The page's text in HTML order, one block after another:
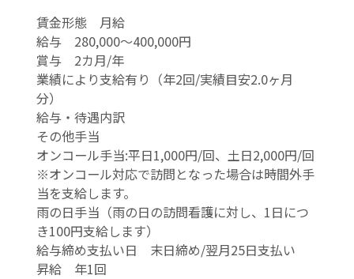
賃金形態 月給
給与 280,000〜400,000円
賞与 2カ月/年
業績により支給有り（年2回/実績目安2.0ヶ月
分）
給与・待遇内訳
その他手当
オンコール手当:平日1,000円/回、土日2,000円/回
※オンコール対応で訪問となった場合は時間外手
当を支給します。
雨の日手当（雨の日の訪問看護に対し、1日につ
き100円支給します）
給与締め支払い日 末日締め/翌月25日支払い
昇給 年1回